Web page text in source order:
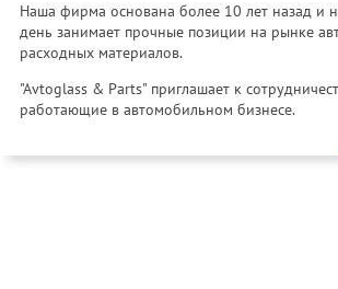
Наша фирма основана более 10 лет назад и
день занимает прочные позиции на рынке
расходных материалов.
"Avtoglass & Parts" приглашает к
работающие в автомобильном бизнесе.